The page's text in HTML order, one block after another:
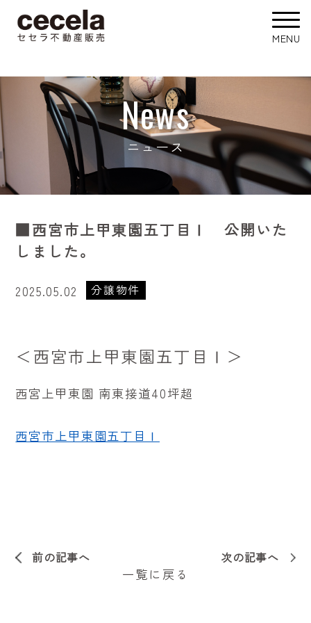
News
ニュース
■西宮市上甲東園五丁目Ⅰ 公開いた
しました。
2025.05.02 分譲物件
＜西宮市上甲東園五丁目Ⅰ＞
西宮上甲東園 南東接道40坪超
西宮市上甲東園五丁目Ⅰ
前の記事へ 次の記事へ
一覧に戻る